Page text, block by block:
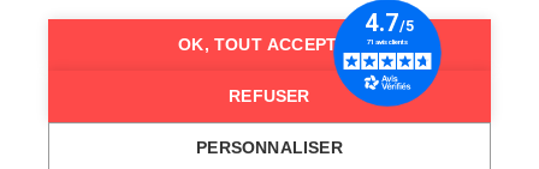
OK, TOUT ACCEPTER
REFUSER
PERSONNALISER